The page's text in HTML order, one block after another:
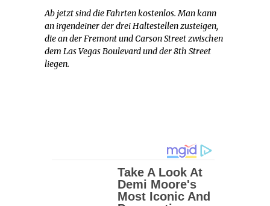
Ab jetzt sind die Fahrten kostenlos. Man kann
an irgendeiner der drei Haltestellen zusteigen,
die an der Fremont und Carson Street zwischen
dem Las Vegas Boulevard und der 8th Street
liegen.